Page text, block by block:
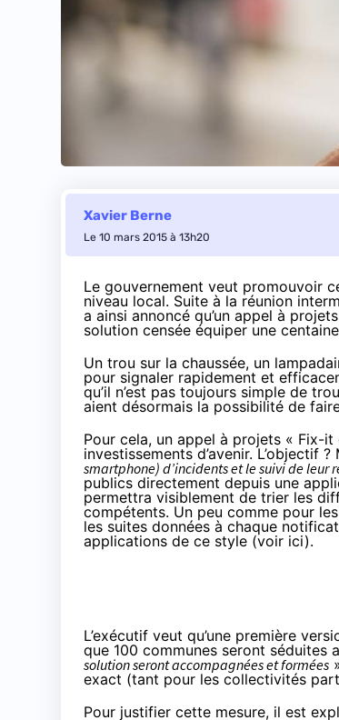
Xavier Berne
Le 10 mars 2015 à 13h20
Le gouvernement veut promouvoir
niveau local. Suite à la réunion
a ainsi annoncé qu’un appel à
solution censée équiper une
Un trou sur la chaussée, un
pour signaler rapidement et
qu’il n’est pas toujours simple de
aient désormais la possibilité de
Pour cela, un appel à projets « Fix-
investissements d’avenir. L’objectif
smartphone) d’incidents et le suivi de leur
publics directement depuis une
permettra visiblement de trier les
compétents. Un peu comme pour
les suites données à chaque
applications de ce style (voir ici).
L’exécutif veut qu’une première
que 100 communes seront séduites
solution seront accompagnées et formées
exact (tant pour les collectivités
Pour justifier cette mesure, il est